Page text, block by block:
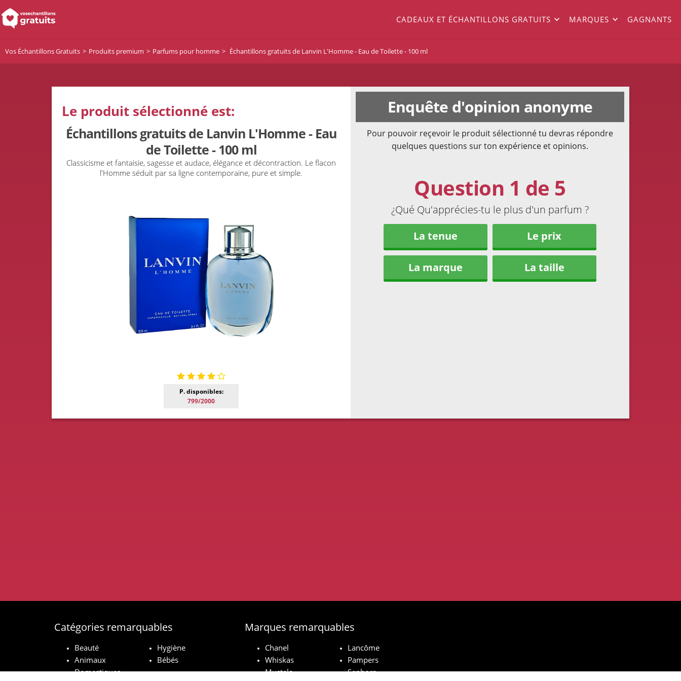
CADEAUX ET ÉCHANTILLONS GRATUITS MARQUES GAGNANTS
Vos Échantillons Gratuits Produits premium Parfums pour homme Échantillons gratuits de Lanvin L'Homme - Eau de Toilette - 100 ml
Le produit sélectionné est:
Échantillons gratuits de Lanvin L'Homme - Eau
de Toilette - 100 ml
Classicisme et fantaisie, sagesse et audace, élégance et décontraction. Le flacon
l'Homme séduit par sa ligne contemporaine, pure et simple.
P. disponibles:
799/2000
Enquête d'opinion anonyme
Pour pouvoir reçevoir le produit sélectionné tu devras répondre
quelques questions sur ton expérience et opinions.
Question 1 de 5
¿Qué Qu'apprécies-tu le plus d'un parfum ?
La tenue
Le prix
La marque La taille
Catégories remarquables
Beauté
Hygiène
Animaux
Domestiques
Bébés
Marques remarquables
Chanel
Lancôme
Whiskas
Pampers
Mustela
Sephora